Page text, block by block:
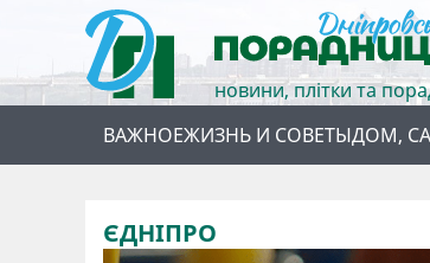
новини, плітки та
ВАЖНОЕЖИЗНЬ И СОВЕТЫДОМ,
ЄДНІПРО